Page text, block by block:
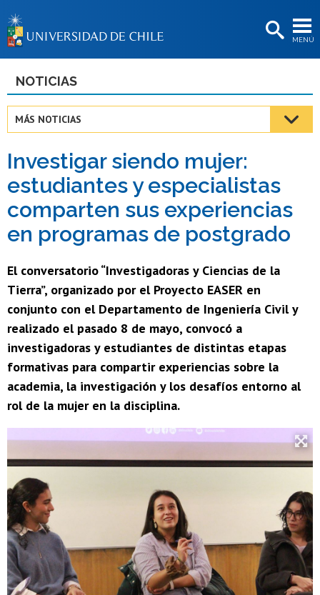
MENÚ
BIBLIOTECAS
Estudiantes
Académicas/os
Funcionarias/os
Egresadas/os
NOTICIAS
MÁS NOTICIAS
Investigar siendo mujer:
estudiantes y especialistas
comparten sus experiencias
en programas de postgrado
El conversatorio “Investigadoras y Ciencias de la
Tierra”, organizado por el Proyecto EASER en
conjunto con el Departamento de Ingeniería Civil y
realizado el pasado 8 de mayo, convocó a
investigadoras y estudiantes de distintas etapas
formativas para compartir experiencias sobre la
academia, la investigación y los desafíos entorno al
rol de la mujer en la disciplina.